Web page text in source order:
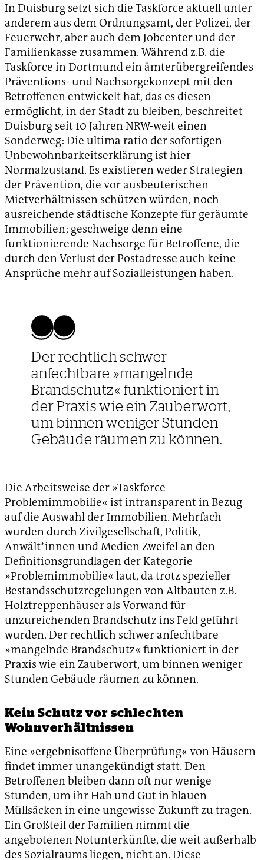
In Duisburg setzt sich die Taskforce aktuell unter
anderem aus dem Ordnungsamt, der Polizei, der
Feuerwehr, aber auch dem Jobcenter und der
Familienkasse zusammen. Während z.B. die
Taskforce in Dortmund ein ämterübergreifendes
Präventions- und Nachsorgekonzept mit den
Betroffenen entwickelt hat, das es diesen
ermöglicht, in der Stadt zu bleiben, beschreitet
Duisburg seit 10 Jahren NRW-weit einen
Sonderweg: Die ultima ratio der sofortigen
Unbewohnbarkeitserklärung ist hier
Normalzustand. Es existieren weder Strategien
der Prävention, die vor ausbeuterischen
Mietverhältnissen schützen würden, noch
ausreichende städtische Konzepte für geräumte
Immobilien; geschweige denn eine
funktionierende Nachsorge für Betroffene, die
durch den Verlust der Postadresse auch keine
Ansprüche mehr auf Sozialleistungen haben.
Der rechtlich schwer
anfechtbare »mangelnde
Brandschutz« funktioniert in
der Praxis wie ein Zauberwort,
um binnen weniger Stunden
Gebäude räumen zu können.
Die Arbeitsweise der »Taskforce
Problemimmobilie« ist intransparent in Bezug
auf die Auswahl der Immobilien. Mehrfach
wurden durch Zivilgesellschaft, Politik,
Anwält*innen und Medien Zweifel an den
Definitionsgrundlagen der Kategorie
»Problemimmobilie« laut, da trotz spezieller
Bestandsschutzregelungen von Altbauten z.B.
Holztreppenhäuser als Vorwand für
unzureichenden Brandschutz ins Feld geführt
wurden. Der rechtlich schwer anfechtbare
»mangelnde Brandschutz« funktioniert in der
Praxis wie ein Zauberwort, um binnen weniger
Stunden Gebäude räumen zu können.
Kein Schutz vor schlechten
Wohnverhältnissen
Eine »ergebnisoffene Überprüfung« von Häusern
findet immer unangekündigt statt. Den
Betroffenen bleiben dann oft nur wenige
Stunden, um ihr Hab und Gut in blauen
Müllsäcken in eine ungewisse Zukunft zu tragen.
Ein Großteil der Familien nimmt die
angebotenen Notunterkünfte, die weit außerhalb
des Sozialraums liegen, nicht an. Diese